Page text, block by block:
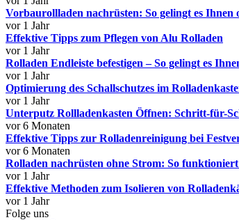
Vorbaurollladen nachrüsten: So gelingt es Ihnen
vor 1 Jahr
Effektive Tipps zum Pflegen von Alu Rolladen
vor 1 Jahr
Rolladen Endleiste befestigen – So gelingt es
vor 1 Jahr
Optimierung des Schallschutzes im
vor 1 Jahr
Unterputz Rollladenkasten Öffnen: Schritt-für-
vor 6 Monaten
Effektive Tipps zur Rolladenreinigung bei
vor 6 Monaten
Rolladen nachrüsten ohne Strom: So
vor 1 Jahr
Effektive Methoden zum Isolieren von
vor 1 Jahr
Folge uns